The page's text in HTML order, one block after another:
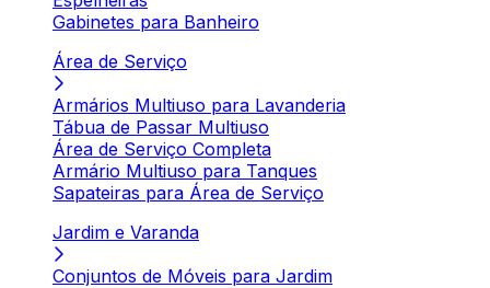
Gabinetes para Banheiro
Área de Serviço
Armários Multiuso para Lavanderia
Tábua de Passar Multiuso
Área de Serviço Completa
Armário Multiuso para Tanques
Sapateiras para Área de Serviço
Jardim e Varanda
Conjuntos de Móveis para Jardim